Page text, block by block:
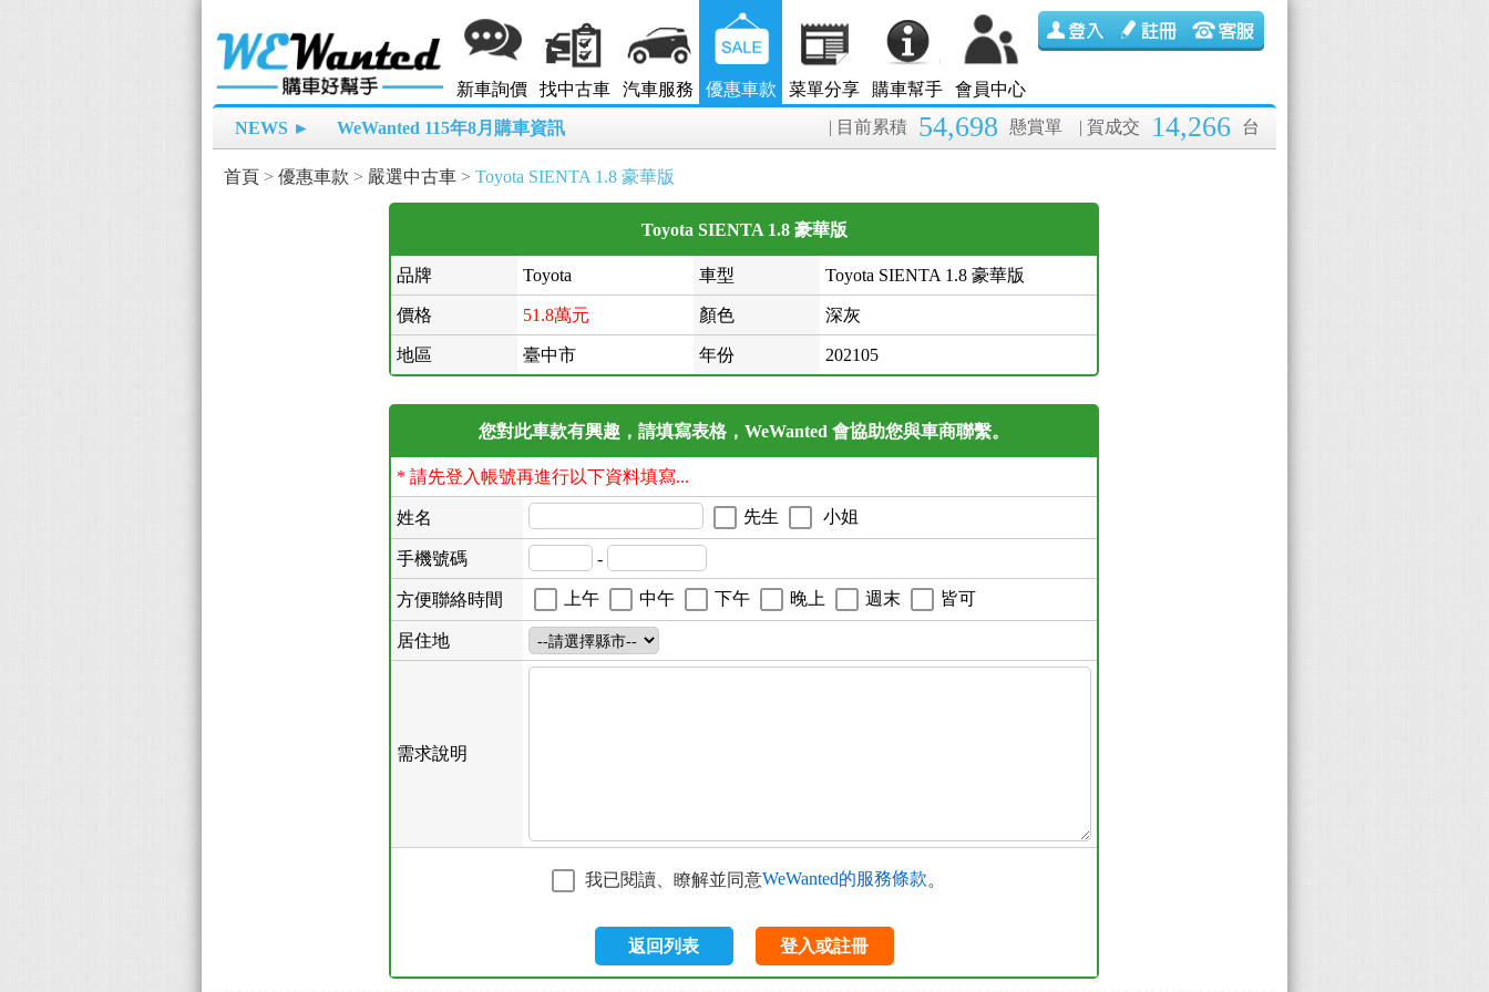
新車詢價 找中古車 汽車服務 優惠車款 菜單分享 購車幫手 會員中心
NEWS ► WeWanted 115年8月購車資訊 | 賀成交 14,266 台
| 目前累積 54,698 懸賞單
首頁 > 優惠車款 > 嚴選中古車 > Toyota SIENTA 1.8 豪華版
Toyota SIENTA 1.8 豪華版
品牌 Toyota 車型 Toyota SIENTA 1.8 豪華版
價格 51.8萬元 顏色 深灰
地區 臺中市 年份 202105
您對此車款有興趣，請填寫表格，WeWanted 會協助您與車商聯繫。
* 請先登入帳號再進行以下資料填寫...
姓名 先生 小姐
手機號碼 -
方便聯絡時間 上午 中午 下午 晚上 週末 皆可
居住地
需求說明
我已閱讀、瞭解並同意WeWanted的服務條款。
返回列表 登入或註冊